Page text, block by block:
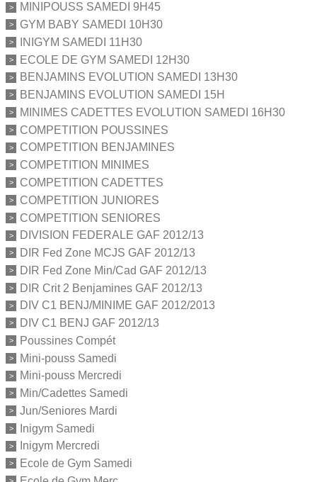
MINIPOUSS SAMEDI 9H45
GYM BABY SAMEDI 10H30
INIGYM SAMEDI 11H30
ECOLE DE GYM SAMEDI 12H30
BENJAMINS EVOLUTION SAMEDI 13H30
BENJAMINS EVOLUTION SAMEDI 15H
MINIMES CADETTES EVOLUTION SAMEDI 16H30
COMPETITION POUSSINES
COMPETITION BENJAMINES
COMPETITION MINIMES
COMPETITION CADETTES
COMPETITION JUNIORES
COMPETITION SENIORES
DIVISION FEDERALE GAF 2012/13
DIR Fed Zone MCJS GAF 2012/13
DIR Fed Zone Min/Cad GAF 2012/13
DIR Crit 2 Benjamines GAF 2012/13
DIV C1 BENJ/MINIME GAF 2012/2013
DIV C1 BENJ GAF 2012/13
Poussines Compét
Mini-pouss Samedi
Mini-pouss Mercredi
Min/Cadettes Samedi
Jun/Seniores Mardi
Inigym Samedi
Inigym Mercredi
Ecole de Gym Samedi